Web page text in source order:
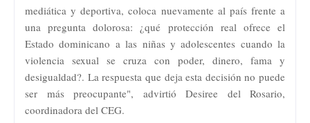
mediática y deportiva, coloca nuevamente al país frente a
una pregunta dolorosa: ¿qué protección real ofrece el
Estado dominicano a las niñas y adolescentes cuando la
violencia sexual se cruza con poder, dinero, fama y
desigualdad?. La respuesta que deja esta decisión no puede
ser más preocupante", advirtió Desiree del Rosario,
coordinadora del CEG.